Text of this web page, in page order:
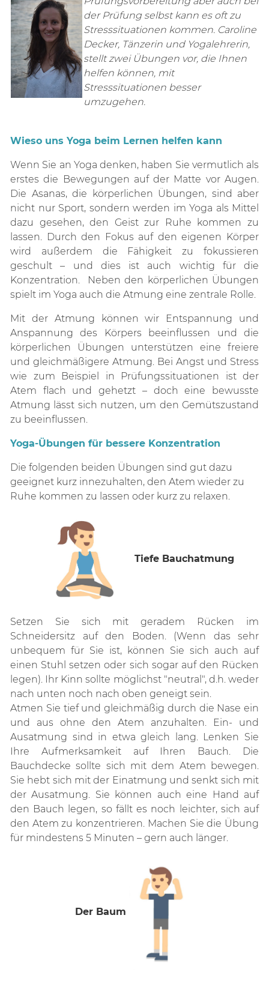
der Prüfung selbst kann es oft zu
Stresssituationen kommen. Caroline
Decker, Tänzerin und Yogalehrerin,
stellt zwei Übungen vor, die Ihnen
helfen können, mit
Stresssituationen besser
umzugehen.
Wieso uns Yoga beim Lernen helfen kann
Wenn Sie an Yoga denken, haben Sie vermutlich als
erstes die Bewegungen auf der Matte vor Augen.
Die Asanas, die körperlichen Übungen, sind aber
nicht nur Sport, sondern werden im Yoga als Mittel
dazu gesehen, den Geist zur Ruhe kommen zu
lassen. Durch den Fokus auf den eigenen Körper
wird außerdem die Fähigkeit zu fokussieren
geschult – und dies ist auch wichtig für die
Konzentration. Neben den körperlichen Übungen
spielt im Yoga auch die Atmung eine zentrale Rolle.
Mit der Atmung können wir Entspannung und
Anspannung des Körpers beeinflussen und die
körperlichen Übungen unterstützen eine freiere
und gleichmäßigere Atmung. Bei Angst und Stress
wie zum Beispiel in Prüfungssituationen ist der
Atem flach und gehetzt – doch eine bewusste
Atmung lässt sich nutzen, um den Gemütszustand
zu beeinflussen.
Yoga-Übungen für bessere Konzentration
Die folgenden beiden Übungen sind gut dazu
geeignet kurz innezuhalten, den Atem wieder zu
Ruhe kommen zu lassen oder kurz zu relaxen.
Tiefe Bauchatmung
Setzen Sie sich mit geradem Rücken im
Schneidersitz auf den Boden. (Wenn das sehr
unbequem für Sie ist, können Sie sich auch auf
einen Stuhl setzen oder sich sogar auf den Rücken
legen). Ihr Kinn sollte möglichst "neutral", d.h. weder
nach unten noch nach oben geneigt sein.
Atmen Sie tief und gleichmäßig durch die Nase ein
und aus ohne den Atem anzuhalten. Ein- und
Ausatmung sind in etwa gleich lang. Lenken Sie
Ihre Aufmerksamkeit auf Ihren Bauch. Die
Bauchdecke sollte sich mit dem Atem bewegen.
Sie hebt sich mit der Einatmung und senkt sich mit
der Ausatmung. Sie können auch eine Hand auf
den Bauch legen, so fällt es noch leichter, sich auf
den Atem zu konzentrieren. Machen Sie die Übung
für mindestens 5 Minuten – gern auch länger.
Der Baum